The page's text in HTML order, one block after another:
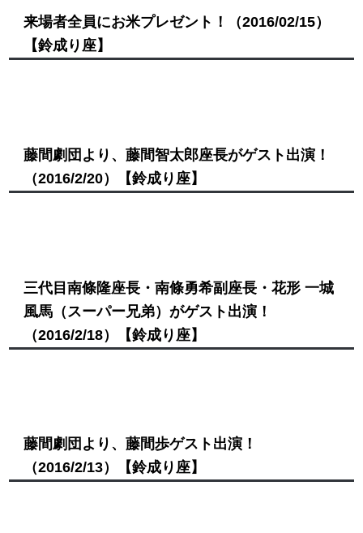
来場者全員にお米プレゼント！
（2016/02/15）
【鈴成り座】
藤間劇団より、藤間智太郎座長がゲスト出演！
（2016/2/20）
【鈴成り座】
三代目南條隆座長・南條勇希副座長・花形 一城
風馬（スーパー兄弟）がゲスト出演！
（2016/2/18）
【鈴成り座】
藤間劇団より、藤間歩ゲスト出演！
（2016/2/13）
【鈴成り座】